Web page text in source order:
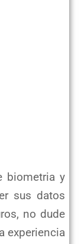
biometria y
sus datos
no dude
experiencia